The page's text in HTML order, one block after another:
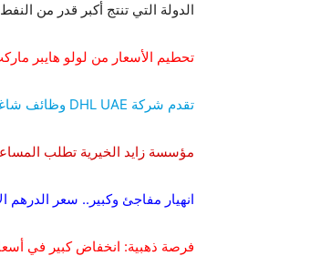
الدولة التي تنتج أكبر قدر من
تحطيم الأسعار من لولو هايبر
تقدم شركة DHL UAE وظائف شاغرة لعدة تخصصات
مؤسسة زايد الخيرية تطلب
انهيار مفاجئ وكبير.. سعر الدرهم
فرصة ذهبية: انخفاض كبير في أسعار